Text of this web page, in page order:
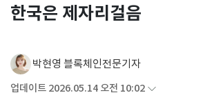
한국은 제자리걸음
박현영 블록체인전문기자
업데이트 2026.05.14 오전 10:02